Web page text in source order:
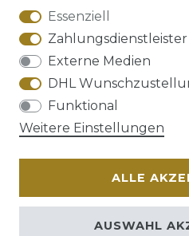
Essenziell
Zahlungsdienstleister
Externe Medien
DHL
Funktional
Weitere Einstellungen
ALLE
AUSWAHL